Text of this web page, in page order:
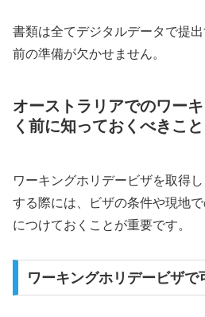
書類は全てデジタルデータで提
前の準備が欠かせません。
オーストラリアでのワー
く前に知っておくべきこと
ワーキングホリデービザを取得
する際には、ビザの条件や現地
につけておくことが重要です。
ワーキングホリデービザで